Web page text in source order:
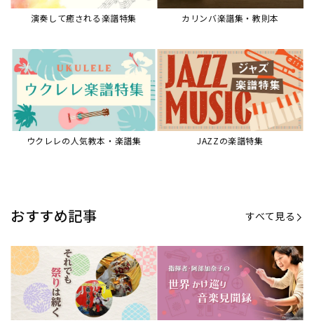
演奏して癒される楽譜特集 カリンバ楽譜集・教則本
ウクレレの人気教本・楽譜集 JAZZの楽譜特集
おすすめ記事 すべて見る